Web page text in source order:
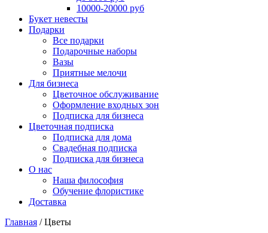
10000-20000 руб
Букет невесты
Подарки
Все подарки
Подарочные наборы
Вазы
Приятные мелочи
Для бизнеса
Цветочное обслуживание
Оформление входных зон
Подписка для бизнеса
Цветочная подписка
Подписка для дома
Свадебная подписка
Подписка для бизнеса
О нас
Наша философия
Обучение флористике
Доставка
Главная /Цветы